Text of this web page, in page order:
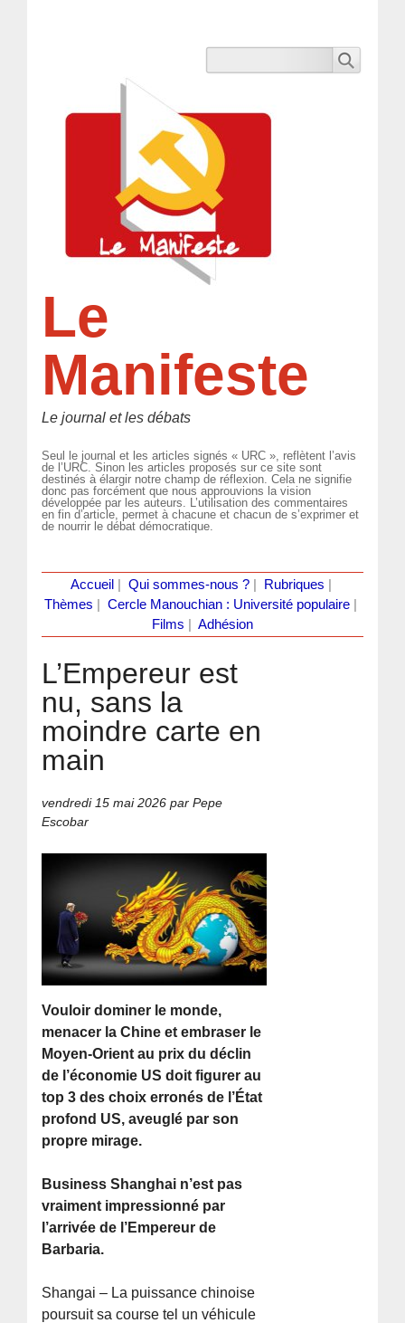
Le
Manifeste
Le journal et les débats
Seul le journal et les articles signés « URC », reflètent l’avis
de l’URC. Sinon les articles proposés sur ce site sont
destinés à élargir notre champ de réflexion. Cela ne signifie
donc pas forcément que nous approuvions la vision
développée par les auteurs. L’utilisation des commentaires
en fin d’article, permet à chacune et chacun de s’exprimer et
de nourrir le débat démocratique.
Accueil Qui sommes-nous ?| Rubriques
Thèmes
Cercle Manouchian : Université populaire
Films
Adhésion
L’Empereur est
nu, sans la
moindre carte en
main
vendredi 15 mai 2026 par Pepe
Escobar
Vouloir dominer le monde,
menacer la Chine et embraser le
Moyen-Orient au prix du déclin
de l’économie US doit figurer au
top 3 des choix erronés de l’État
profond US, aveuglé par son
propre mirage.
Business Shanghai n’est pas
vraiment impressionné par
l’arrivée de l’Empereur de
Barbaria.
Shangai – La puissance chinoise
poursuit sa course tel un véhicule